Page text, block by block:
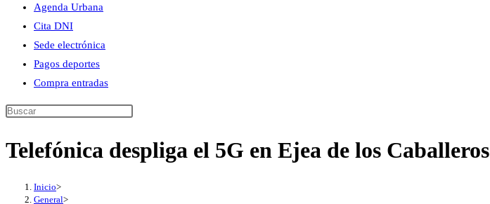
Agenda Urbana
Cita DNI
Sede electrónica
Pagos deportes
Compra entradas
Buscar
esta
Telefónica despliga el 5G en Ejea de los Caballeros
Inicio>
General>